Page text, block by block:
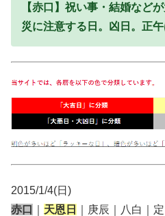
【赤口】祝い事・結婚など
災に注意する日。凶日。正午
2015/1/4(日)
赤口
天恩日 ｜庚辰｜八白｜